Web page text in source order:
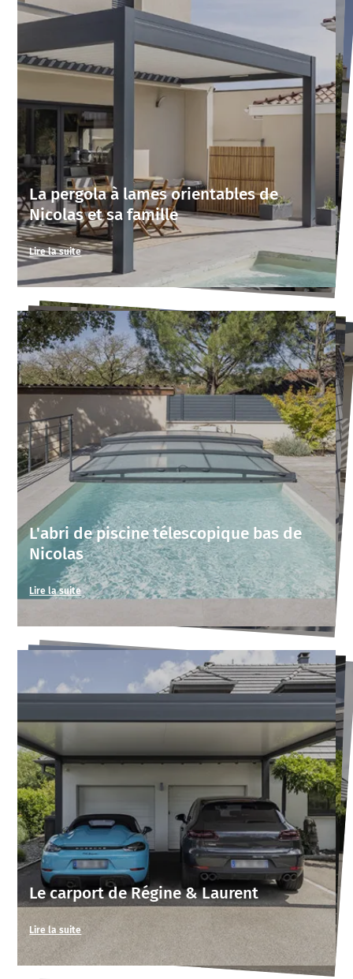
La pergola à lames orientables de
Nicolas et sa famille
Lire la suite
L'abri de piscine télescopique bas de
Nicolas
Lire la suite
Le carport de Régine & Laurent
Lire la suite
Store Cefiro